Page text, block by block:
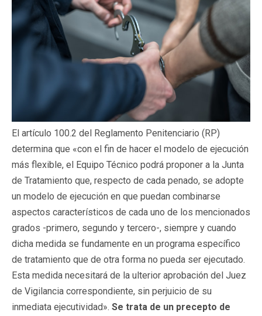
El artículo 100.2 del Reglamento Penitenciario (RP)
determina que «con el fin de hacer el modelo de ejecución
más flexible, el Equipo Técnico podrá proponer a la Junta
de Tratamiento que, respecto de cada penado, se adopte
un modelo de ejecución en que puedan combinarse
aspectos característicos de cada uno de los mencionados
grados -primero, segundo y tercero-, siempre y cuando
dicha medida se fundamente en un programa específico
de tratamiento que de otra forma no pueda ser ejecutado.
Esta medida necesitará de la ulterior aprobación del Juez
de Vigilancia correspondiente, sin perjuicio de su
inmediata ejecutividad». Se trata de un precepto de